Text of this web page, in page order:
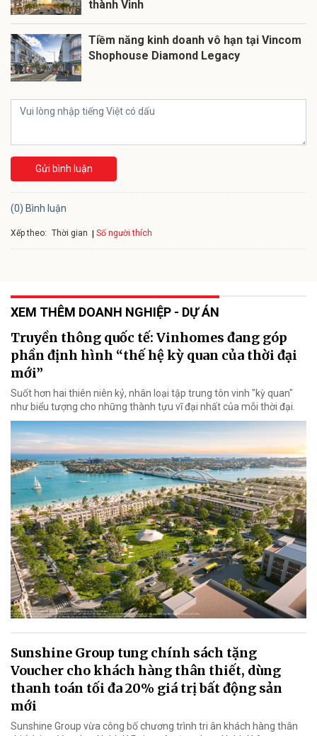
thành Vinh
Tiềm năng kinh doanh vô hạn tại Vincom
Shophouse Diamond Legacy
Gửi bình luận
(0) Bình luận
Xếp theo: Thời gian Số người thích
XEM THÊM DOANH NGHIỆP - DỰ ÁN
Truyền thông quốc tế: Vinhomes đang góp
phần định hình “thế hệ kỳ quan của thời đại
mới”
Suốt hơn hai thiên niên kỷ, nhân loại tập trung tôn vinh "kỳ quan"
như biểu tượng cho những thành tựu vĩ đại nhất của mỗi thời đại.
Sunshine Group tung chính sách tặng
Voucher cho khách hàng thân thiết, dùng
thanh toán tối đa 20% giá trị bất động sản
mới
Sunshine Group vừa công bố chương trình tri ân khách hàng thân